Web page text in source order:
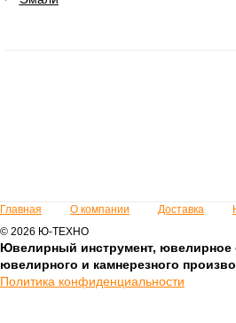
Главная О компании Доставка
© 2026 Ю-ТЕХНО
Ювелирный инструмент,
ювелирного и камнерезного
Политика конфиденциальности